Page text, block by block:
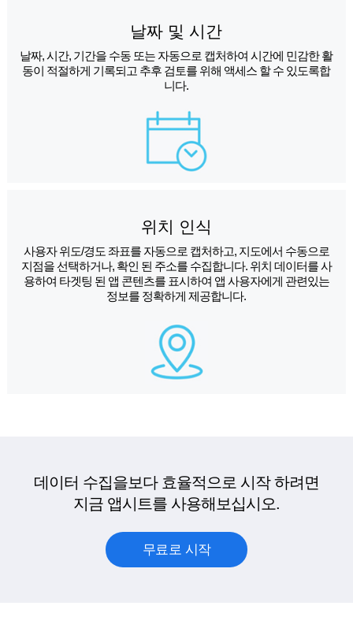
날짜 및 시간
날짜, 시간, 기간을 수동 또는 자동으로 캡처하여 시간에 민감한 활
동이 적절하게 기록되고 추후 검토를 위해 액세스 할 수 있도록합
니다.
위치 인식
사용자 위도/경도 좌표를 자동으로 캡처하고, 지도에서 수동으로
지점을 선택하거나, 확인 된 주소를 수집합니다. 위치 데이터를 사
용하여 타겟팅 된 앱 콘텐츠를 표시하여 앱 사용자에게 관련있는
정보를 정확하게 제공합니다.
데이터 수집을보다 효율적으로 시작 하려면
지금 앱시트를 사용해보십시오.
무료로 시작